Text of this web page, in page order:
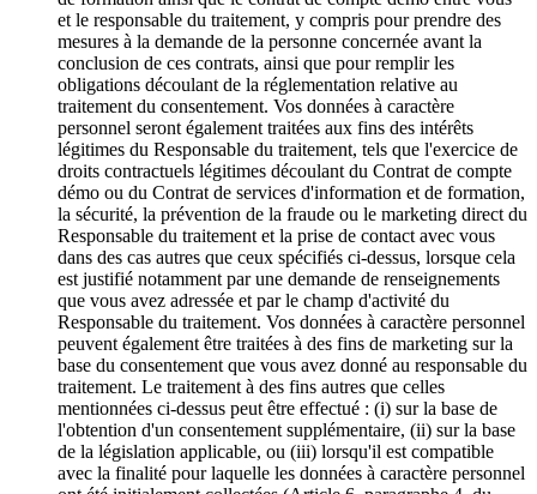
et le responsable du traitement, y compris pour prendre des
mesures à la demande de la personne concernée avant la
conclusion de ces contrats, ainsi que pour remplir les
obligations découlant de la réglementation relative au
traitement du consentement. Vos données à caractère
personnel seront également traitées aux fins des intérêts
légitimes du Responsable du traitement, tels que l'exercice de
droits contractuels légitimes découlant du Contrat de compte
démo ou du Contrat de services d'information et de formation,
la sécurité, la prévention de la fraude ou le marketing direct du
Responsable du traitement et la prise de contact avec vous
dans des cas autres que ceux spécifiés ci-dessus, lorsque cela
est justifié notamment par une demande de renseignements
que vous avez adressée et par le champ d'activité du
Responsable du traitement. Vos données à caractère personnel
peuvent également être traitées à des fins de marketing sur la
base du consentement que vous avez donné au responsable du
traitement. Le traitement à des fins autres que celles
mentionnées ci-dessus peut être effectué : (i) sur la base de
l'obtention d'un consentement supplémentaire, (ii) sur la base
de la législation applicable, ou (iii) lorsqu'il est compatible
avec la finalité pour laquelle les données à caractère personnel